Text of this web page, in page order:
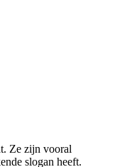
Ze zijn vooral
slogan heeft.